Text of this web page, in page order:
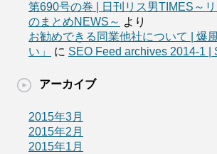
第690号の巻 | 日刊リス男TIMES～
のまとめNEWS～ より
お勧めできる同業他社について | 爆
い」
に SEO Feed archives 2014-1 |
アーカイブ
2015年3月
2015年2月
2015年1月